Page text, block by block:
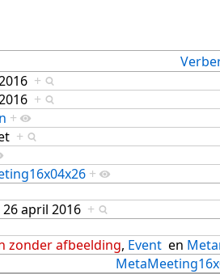
+
+
+
+
+
26 april 2016 +
zonder afbeelding, Event en